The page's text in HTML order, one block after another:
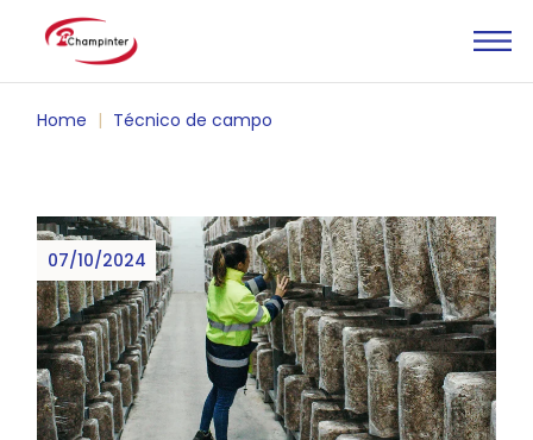
Home Técnico de campo
07/10/2024